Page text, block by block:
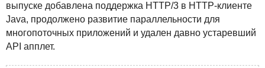
выпуске добавлена поддержка HTTP/3 в HTTP-клиенте
Java, продолжено развитие параллельности для
многопоточных приложений и удален давно устаревший
API апплет.